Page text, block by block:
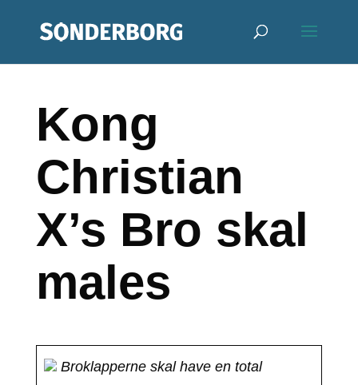
Kong
Christian
X’s Bro skal
males
Broklapperne skal have en total